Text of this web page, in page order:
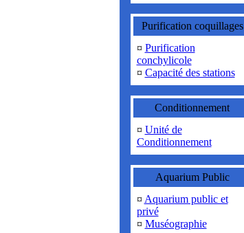
Purification coquillages
¤ Purification
conchylicole
¤ Capacité des stations
Conditionnement
¤ Unité de
Conditionnement
Aquarium Public
¤ Aquarium public et
privé
¤ Muséographie